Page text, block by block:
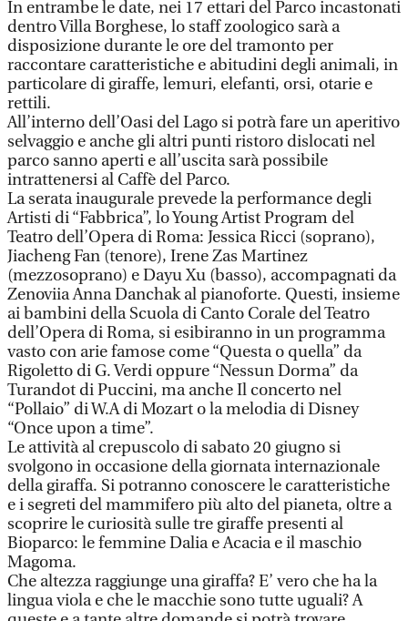
In entrambe le date, nei 17 ettari del Parco incastonati
dentro Villa Borghese, lo staff zoologico sarà a
disposizione durante le ore del tramonto per
raccontare caratteristiche e abitudini degli animali, in
particolare di giraffe, lemuri, elefanti, orsi, otarie e
rettili.
All’interno dell’Oasi del Lago si potrà fare un aperitivo
selvaggio e anche gli altri punti ristoro dislocati nel
parco sanno aperti e all’uscita sarà possibile
intrattenersi al Caffè del Parco.
La serata inaugurale prevede la performance degli
Artisti di “Fabbrica”, lo Young Artist Program del
Teatro dell’Opera di Roma: Jessica Ricci (soprano),
Jiacheng Fan (tenore), Irene Zas Martinez
(mezzosoprano) e Dayu Xu (basso), accompagnati da
Zenoviia Anna Danchak al pianoforte. Questi, insieme
ai bambini della Scuola di Canto Corale del Teatro
dell’Opera di Roma, si esibiranno in un programma
vasto con arie famose come “Questa o quella” da
Rigoletto di G. Verdi oppure “Nessun Dorma” da
Turandot di Puccini, ma anche Il concerto nel
“Pollaio” di W.A di Mozart o la melodia di Disney
“Once upon a time”.
Le attività al crepuscolo di sabato 20 giugno si
svolgono in occasione della giornata internazionale
della giraffa. Si potranno conoscere le caratteristiche
e i segreti del mammifero più alto del pianeta, oltre a
scoprire le curiosità sulle tre giraffe presenti al
Bioparco: le femmine Dalia e Acacia e il maschio
Magoma.
Che altezza raggiunge una giraffa? E’ vero che ha la
lingua viola e che le macchie sono tutte uguali? A